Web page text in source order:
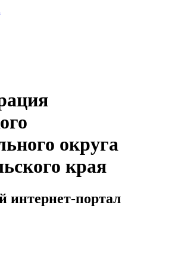
округа
края
портал